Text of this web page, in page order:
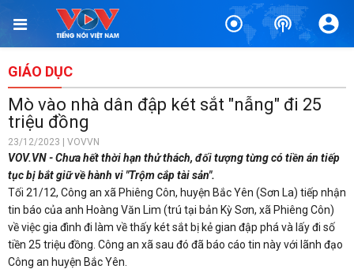
GIÁO DỤC
Mò vào nhà dân đập két sắt "nẫng" đi 25
triệu đồng
23/12/2023 | VOVVN
VOV.VN - Chưa hết thời hạn thử thách, đối tượng từng có tiền án tiếp
tục bị bắt giữ về hành vi "Trộm cắp tài sản".
Tối 21/12, Công an xã Phiêng Côn, huyện Bắc Yên (Sơn La) tiếp nhận
tin báo của anh Hoàng Văn Lim (trú tại bản Kỳ Sơn, xã Phiêng Côn)
về việc gia đình đi làm về thấy két sắt bị kẻ gian đập phá và lấy đi số
tiền 25 triệu đồng. Công an xã sau đó đã báo cáo tin này với lãnh đạo
Công an huyện Bắc Yên.